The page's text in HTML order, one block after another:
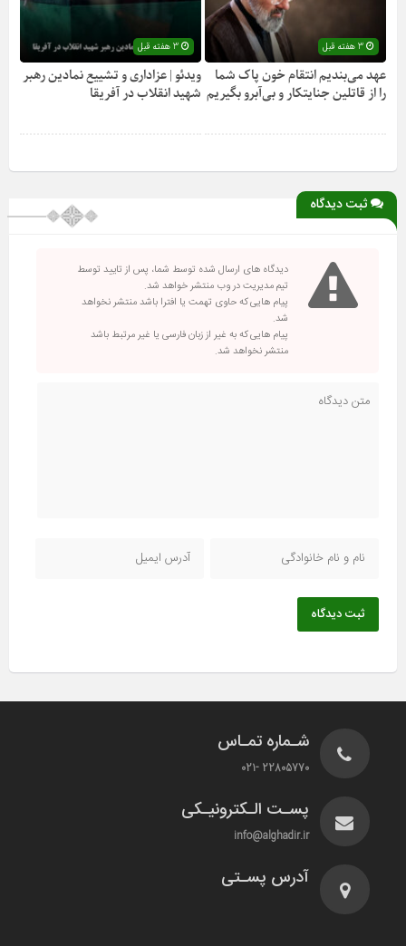
3 هفته قبل
عهد می‌بندیم انتقام خون پاک شما
را از قاتلین جنایتکار و بی‌آبرو بگیریم
ویدئو | عزاداری و تشییع نمادین رهبر
شهید انقلاب در آفریقا
ثبت دیدگاه
دیدگاه های ارسال شده توسط شما، پس از تایید توسط
تیم مدیریت در وب منتشر خواهد شد.
پیام هایی که حاوی تهمت یا افترا باشد منتشر نخواهد
شد.
پیام هایی که به غیر از زبان فارسی یا غیر مرتبط باشد
منتشر نخواهد شد.
ثبت دیدگاه
شـماره تمـاس
22805770 -021
پسـت الـکترونیـکی
info@alghadir.ir
آدرس پسـتی